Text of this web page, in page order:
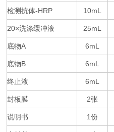
检测抗体-HRP 10mL
20×洗涤缓冲液 25mL
底物A 6mL
底物B 6mL
终止液 6mL
封板膜 2张
说明书 1份